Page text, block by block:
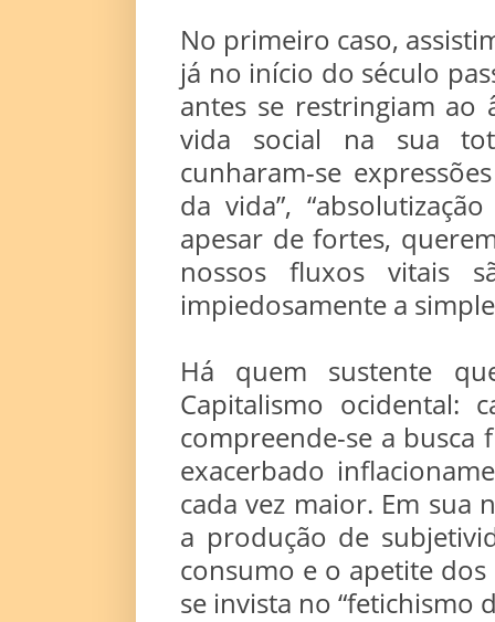
No primeiro caso,
já no início do século
antes se restringiam ao
vida social na sua
cunharam-se
da vida”,
apesar de fortes,
nossos fluxos vitais
impiedosamente a
Há quem sustente
Capitalismo ocidental:
compreende-se a
exacerbado
cada vez maior. Em sua
a produção de
consumo e o apetite
se invista no “fetichismo